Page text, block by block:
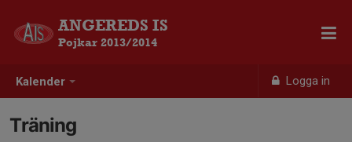
Kalender Logga in
ANGEREDS IS
Pojkar 2013/2014
Träning